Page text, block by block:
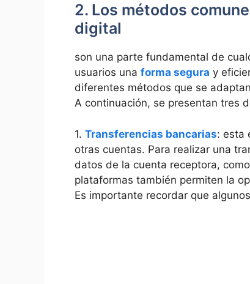
2. Los métodos
digital
son una parte fundamental de
usuarios una forma segura y
diferentes métodos que se
A continuación, se presentan tres
1. Transferencias bancarias: esta
otras cuentas. Para realizar una
datos de la cuenta receptora,
plataformas también permiten la
Es importante recordar que